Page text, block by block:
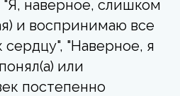
"Я, наверное, слишком
и воспринимаю все
"Наверное, я
или
постепенно